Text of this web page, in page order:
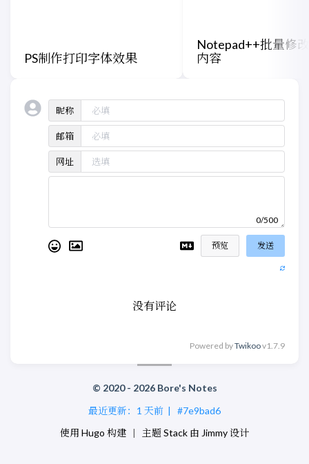
PS制作打印字体效果
Notepad++批量修
内容
昵称
邮箱
网址
0/500
预览 发送
没有评论
Powered byTwikoov1.7.9
© 2020 - 2026 Bore's Notes
最近更新： 1 天前 |
#7e9bad6
使用 Hugo 构建 | 主题Stack 由 Jimmy设计